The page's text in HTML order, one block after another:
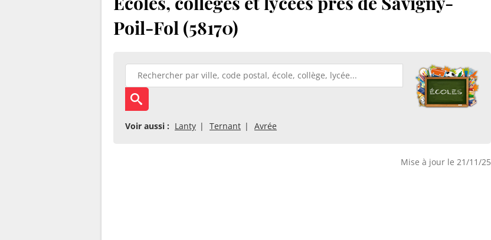
Poil-Fol (58170)
Voir aussi : Lanty Ternant Avrée
Mise à jour le 21/11/25